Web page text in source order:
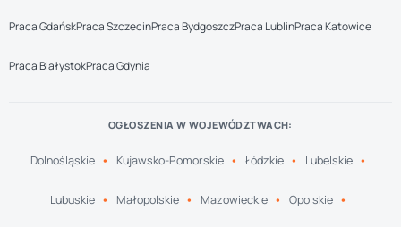
Praca GdańskPraca SzczecinPraca BydgoszczPraca LublinPraca Katowice
Praca BiałystokPraca Gdynia
OGŁOSZENIA W WOJEWÓDZTWACH:
Dolnośląskie Kujawsko-Pomorskie Łódzkie Lubelskie
Lubuskie Małopolskie Mazowieckie Opolskie